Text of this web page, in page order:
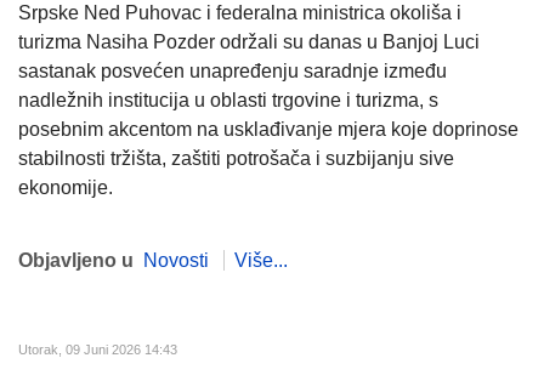
Srpske Ned Puhovac i federalna ministrica okoliša i
turizma Nasiha Pozder održali su danas u Banjoj Luci
sastanak posvećen unapređenju saradnje između
nadležnih institucija u oblasti trgovine i turizma, s
posebnim akcentom na usklađivanje mjera koje doprinose
stabilnosti tržišta, zaštiti potrošača i suzbijanju sive
ekonomije.
Objavljeno u Novosti Više...
Utorak, 09 Juni 2026 14:43